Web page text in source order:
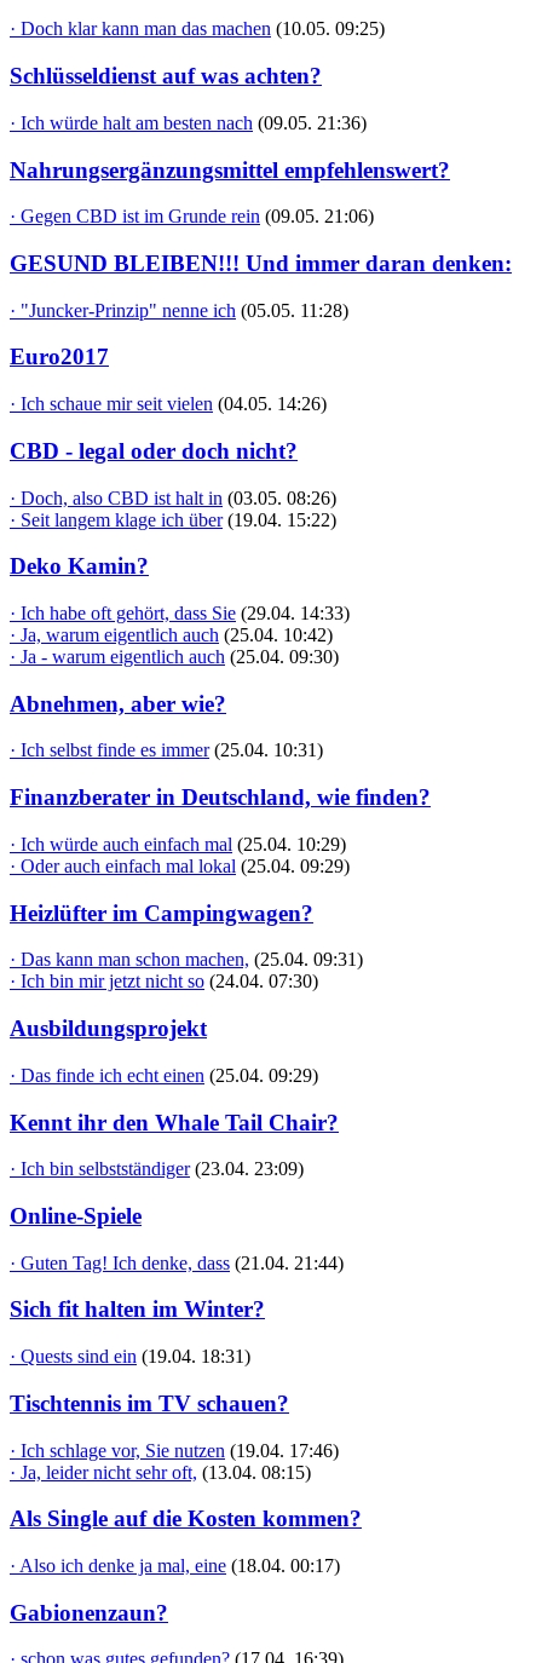
· Doch klar kann man das machen (10.05. 09:25)
Schlüsseldienst auf was achten?
· Ich würde halt am besten nach (09.05. 21:36)
Nahrungsergänzungsmittel empfehlenswert?
· Gegen CBD ist im Grunde rein (09.05. 21:06)
GESUND BLEIBEN!!! Und immer daran denken:
· "Juncker-Prinzip" nenne ich (05.05. 11:28)
Euro2017
· Ich schaue mir seit vielen (04.05. 14:26)
CBD - legal oder doch nicht?
· Doch, also CBD ist halt in (03.05. 08:26)
· Seit langem klage ich über (19.04. 15:22)
Deko Kamin?
· Ich habe oft gehört, dass Sie (29.04. 14:33)
· Ja, warum eigentlich auch (25.04. 10:42)
· Ja - warum eigentlich auch (25.04. 09:30)
Abnehmen, aber wie?
· Ich selbst finde es immer (25.04. 10:31)
Finanzberater in Deutschland, wie finden?
· Ich würde auch einfach mal (25.04. 10:29)
· Oder auch einfach mal lokal (25.04. 09:29)
Heizlüfter im Campingwagen?
· Das kann man schon machen, (25.04. 09:31)
· Ich bin mir jetzt nicht so (24.04. 07:30)
Ausbildungsprojekt
· Das finde ich echt einen (25.04. 09:29)
Kennt ihr den Whale Tail Chair?
· Ich bin selbstständiger (23.04. 23:09)
Online-Spiele
· Guten Tag! Ich denke, dass (21.04. 21:44)
Sich fit halten im Winter?
· Quests sind ein (19.04. 18:31)
Tischtennis im TV schauen?
· Ich schlage vor, Sie nutzen (19.04. 17:46)
· Ja, leider nicht sehr oft, (13.04. 08:15)
Als Single auf die Kosten kommen?
· Also ich denke ja mal, eine (18.04. 00:17)
Gabionenzaun?